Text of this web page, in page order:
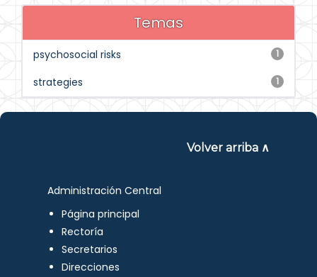
Temas
1
psychosocial risks
1
strategies
Volver arriba ∧
Administración Central
Página principal
Rectoría
Secretarios
Direcciones